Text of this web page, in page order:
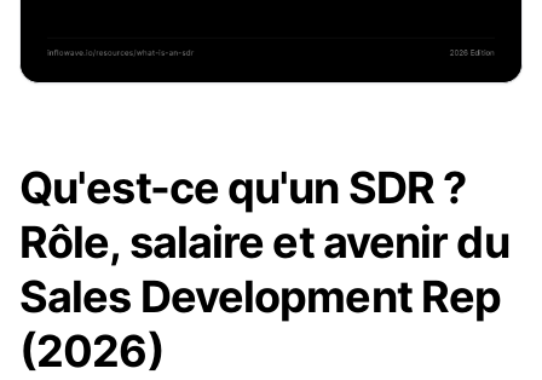
Qu'est-ce qu'un SDR ?
Rôle, salaire et avenir du
Sales Development Rep
(2026)